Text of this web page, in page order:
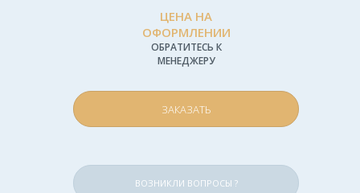
ЦЕНА НА
ОФОРМЛЕНИИ
ОБРАТИТЕСЬ К
МЕНЕДЖЕРУ
ЗАКАЗАТЬ
ВОЗНИКЛИ ВОПРОСЫ ?